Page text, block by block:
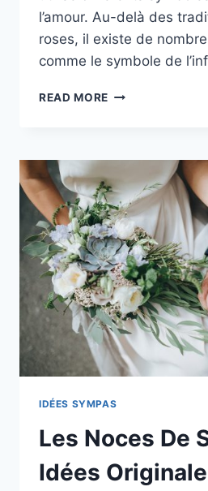
l’amour. Au-delà des
roses, il existe de
comme le symbole de
READ MORE UN
:
19
IDÉES
DE
TATOUAGES
AMOUREUX
IDÉES SYMPAS
Les Noces De
Idées